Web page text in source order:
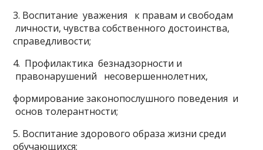
3. Воспитание уважения к правам и свободам
личности, чувства собственного достоинства,
справедливости;
4. Профилактика безнадзорности и
правонарушений несовершеннолетних,
формирование законопослушного поведения и
основ толерантности;
5. Воспитание здорового образа жизни среди
обучающихся;